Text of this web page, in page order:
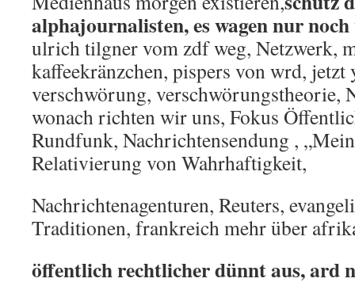
alphajournalisten, es wagen nur noch
ulrich tilgner vom zdf weg, Netzwerk,
kaffeekränzchen, pispers von wrd, jetzt
verschwörung, verschwörungstheorie,
wonach richten wir uns, Fokus
Rundfunk, Nachrichtensendung ,
Relativierung von Wahrhaftigkeit,
Nachrichtenagenturen, Reuters,
Traditionen, frankreich mehr über
öffentlich rechtlicher dünnt aus, ard